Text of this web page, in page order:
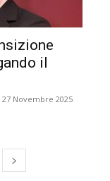
il
27 Novembre 2025